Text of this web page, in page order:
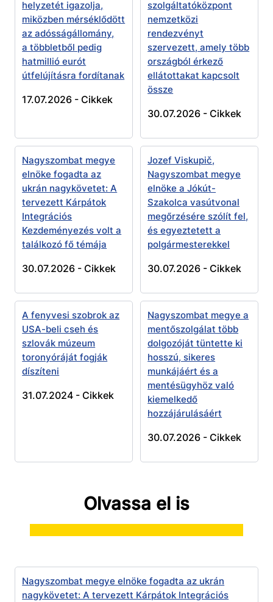
helyzetét igazolja,
miközben mérséklődött
az adósságállomány,
a többletből pedig
hatmillió eurót
útfelújításra fordítanak
17.07.2026 - Cikkek
szolgáltatóközpont
nemzetközi
rendezvényt
szervezett, amely több
országból érkező
ellátottakat kapcsolt
össze
30.07.2026 - Cikkek
Nagyszombat megye
elnöke fogadta az
ukrán nagykövetet: A
tervezett Kárpátok
Integrációs
Kezdeményezés volt a
találkozó fő témája
30.07.2026 - Cikkek
Jozef Viskupič,
Nagyszombat megye
elnöke a Jókút-
Szakolca vasútvonal
megőrzésére szólít fel,
és egyeztetett a
polgármesterekkel
30.07.2026 - Cikkek
A fenyvesi szobrok az
USA-beli cseh és
szlovák múzeum
toronyóráját fogják
díszíteni
31.07.2024 - Cikkek
Nagyszombat megye a
mentőszolgálat több
dolgozóját tüntette ki
hosszú, sikeres
munkájáért és a
mentésügyhöz való
kiemelkedő
hozzájárulásáért
30.07.2026 - Cikkek
Olvassa el is
Nagyszombat megye elnöke fogadta az ukrán
nagykövetet: A tervezett Kárpátok Integrációs